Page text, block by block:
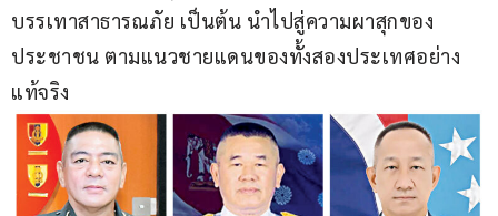
บรรเทาสาธารณภัย เป็นต้น นำไปสู่ความผาสุกของ
ประชาชน ตามแนวชายแดนของทั้งสองประเทศอย่าง
แท้จริง